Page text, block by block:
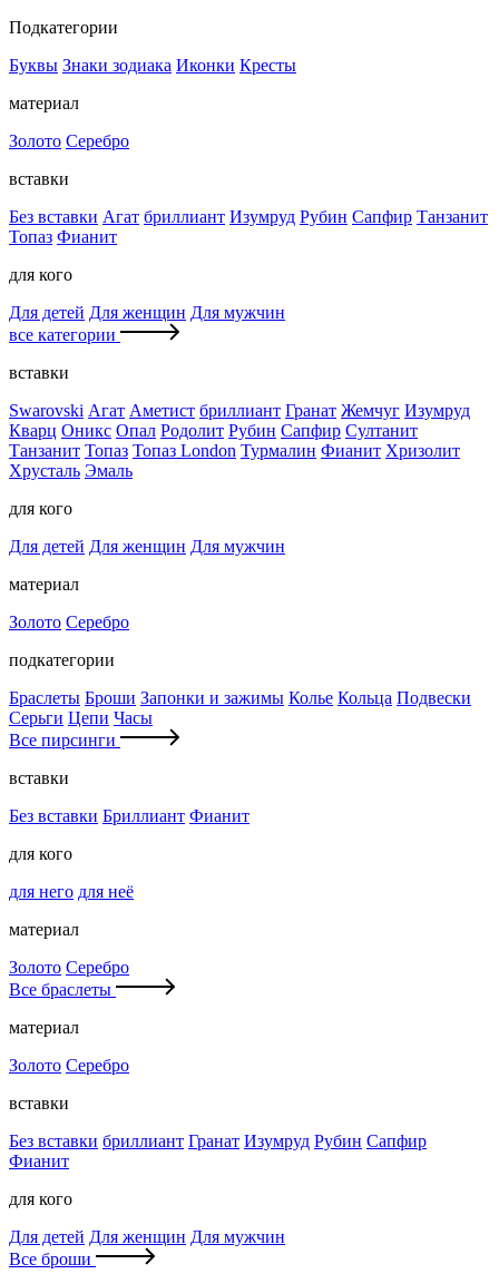
Подкатегории
Буквы Знаки зодиака Иконки Кресты
материал
Золото Серебро
вставки
Без вставки Агат бриллиант Изумруд Рубин Сапфир Танзанит
Топаз Фианит
для кого
Для детей Для женщин Для мужчин
все категории
вставки
Swarovski Агат Аметист бриллиант Гранат Жемчуг Изумруд
Кварц Оникс Опал Родолит Рубин Сапфир Султанит
Танзанит Топаз Топаз London Турмалин Фианит Хризолит
Хрусталь Эмаль
для кого
Для детей Для женщин Для мужчин
материал
Золото Серебро
подкатегории
Браслеты Броши Запонки и зажимы Колье Кольца Подвески
Серьги Цепи Часы
Все пирсинги
вставки
Без вставки Бриллиант Фианит
для кого
для него для неё
материал
Золото Серебро
Все браслеты
материал
Золото Серебро
вставки
Без вставки бриллиант Гранат Изумруд Рубин Сапфир
Фианит
для кого
Для детей Для женщин Для мужчин
Все броши